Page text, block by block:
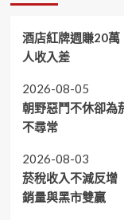
酒店紅牌週賺20萬
人收入差
2026-08-05
朝野惡鬥不休卻
不尋常
2026-08-03
菸稅收入不減反
銷量與黑市雙贏